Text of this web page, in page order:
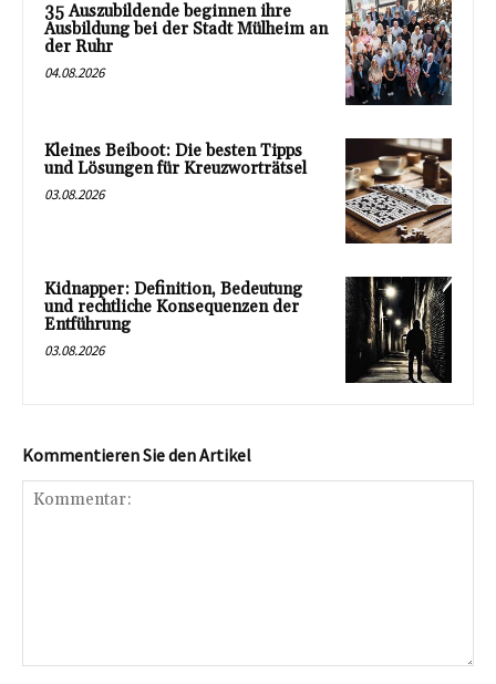
35 Auszubildende beginnen ihre
Ausbildung bei der Stadt Mülheim an
der Ruhr
04.08.2026
Kleines Beiboot: Die besten Tipps
und Lösungen für Kreuzworträtsel
03.08.2026
Kidnapper: Definition, Bedeutung
und rechtliche Konsequenzen der
Entführung
03.08.2026
Kommentieren Sie den Artikel